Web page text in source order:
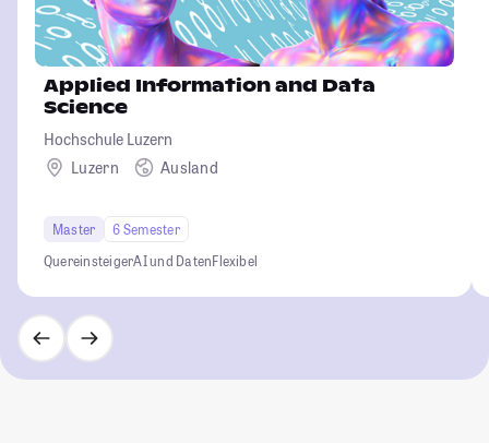
Applied Information and Data
Science
Hochschule Luzern
Luzern
Ausland
Master
6 Semester
QuereinsteigerAI und DatenFlexibel